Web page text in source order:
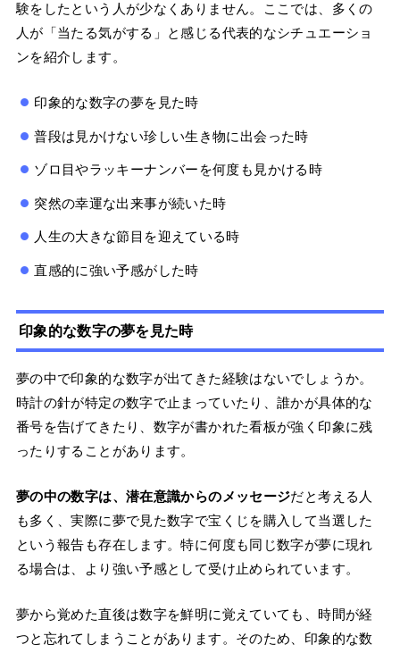
験をしたという人が少なくありません。ここでは、多くの
人が「当たる気がする」と感じる代表的なシチュエーショ
ンを紹介します。
印象的な数字の夢を見た時
普段は見かけない珍しい生き物に出会った時
ゾロ目やラッキーナンバーを何度も見かける時
突然の幸運な出来事が続いた時
人生の大きな節目を迎えている時
直感的に強い予感がした時
印象的な数字の夢を見た時
夢の中で印象的な数字が出てきた経験はないでしょうか。
時計の針が特定の数字で止まっていたり、誰かが具体的な
番号を告げてきたり、数字が書かれた看板が強く印象に残
ったりすることがあります。
夢の中の数字は、潜在意識からのメッセージだと考える人
も多く、実際に夢で見た数字で宝くじを購入して当選した
という報告も存在します。特に何度も同じ数字が夢に現れ
る場合は、より強い予感として受け止められています。
夢から覚めた直後は数字を鮮明に覚えていても、時間が経
つと忘れてしまうことがあります。そのため、印象的な数